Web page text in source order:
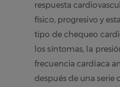
respuesta
físico, progresivo y
tipo de chequeo
los síntomas, la
frecuencia cardíaca
después de una serie